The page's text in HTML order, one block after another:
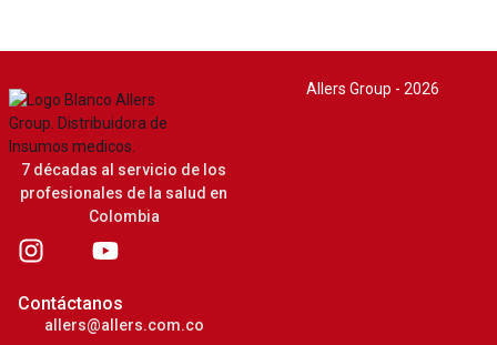
7 décadas al servicio de los
profesionales de la salud en
Colombia
Contáctanos
allers@allers.com.co
Allers Group - 2026